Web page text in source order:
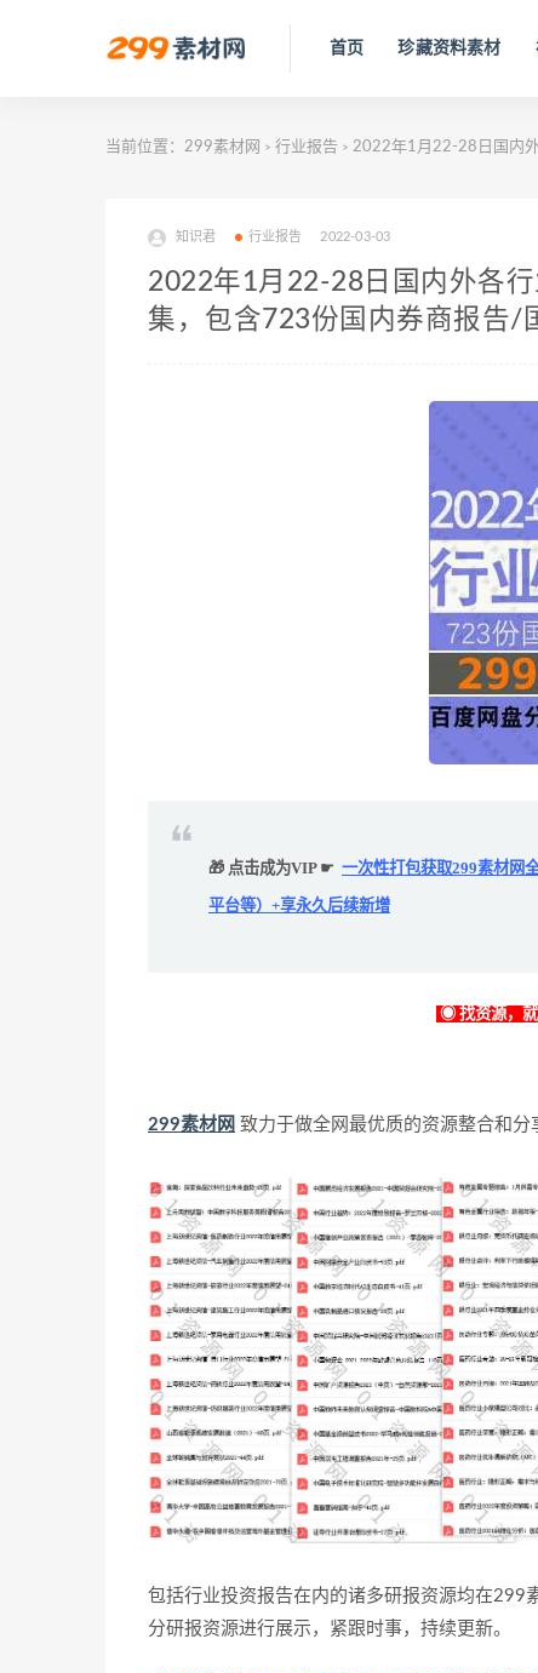
首页 珍藏资料素材
当前位置： 299素材网 > 行业报告 > 2022年1月22-28日国内
知识君 行业报告 2022-03-03
2022年1月22-28日国内外各
集，包含723份国内券商报告
🎁 点击成为VIP ☛ 一次性打包获取299素材网
平台等）+享永久后续新增
◉ 找资源，
299素材网 致力于做全网最优质的资源整合和分
包括行业投资报告在内的诸多研报资源均在299
分研报资源进行展示，紧跟时事，持续更新。